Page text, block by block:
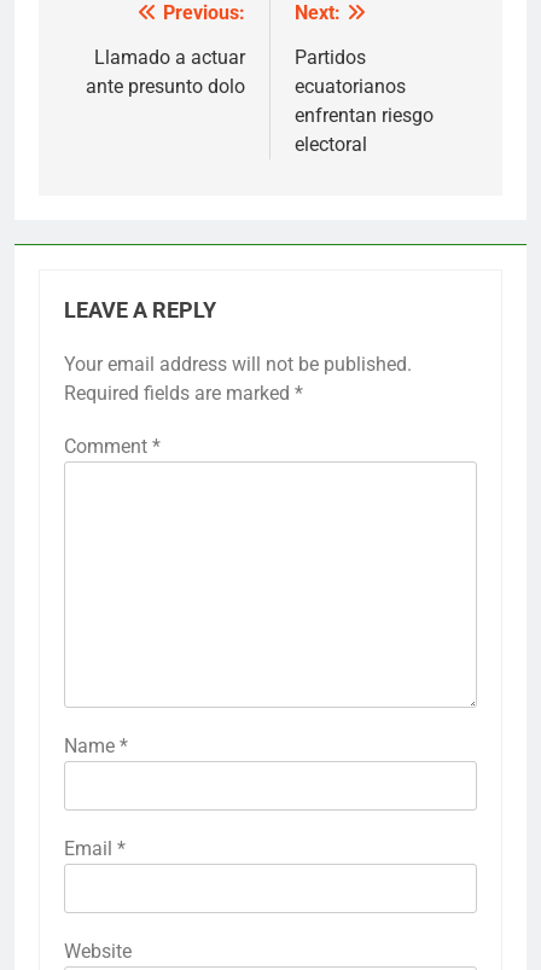
navigation
Previous:
Llamado a actuar
ante presunto dolo
Next:
Partidos
ecuatorianos
enfrentan riesgo
electoral
LEAVE A REPLY
Your email address will not be published.
Required fields are marked *
Comment *
Name *
Email *
Website